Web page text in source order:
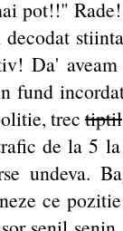
pot!!"
Da'
fund
trec tiptil
de la 5
undeva.
ce